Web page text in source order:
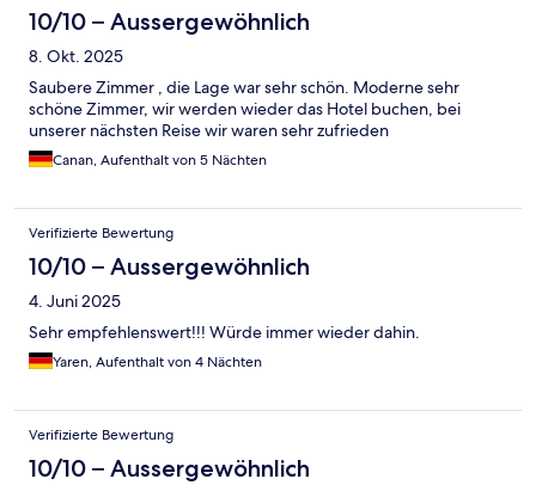
10/10 – Aussergewöhnlich
8. Okt. 2025
Saubere Zimmer , die Lage war sehr schön. Moderne sehr
schöne Zimmer, wir werden wieder das Hotel buchen, bei
unserer nächsten Reise wir waren sehr zufrieden
Canan, Aufenthalt von 5 Nächten
Verifizierte Bewertung
10/10 – Aussergewöhnlich
4. Juni 2025
Sehr empfehlenswert!!! Würde immer wieder dahin.
Yaren, Aufenthalt von 4 Nächten
Verifizierte Bewertung
10/10 – Aussergewöhnlich